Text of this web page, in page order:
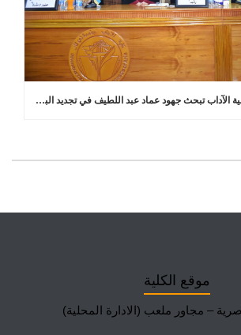
رسالة ماجستير في كلية الآداب تبحث جهود عماد عبد اللطيف في تجديد البلاغة العربية
موقع الكلية
– مجاور ملعب (الادارة المحلية)